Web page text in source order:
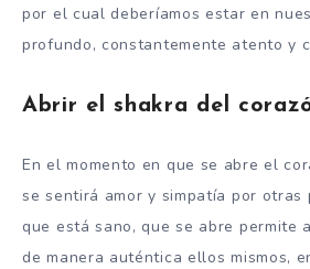
por el cual deberíamos estar en
profundo, constantemente atento y
Abrir el shakra del
En el momento en que se abre el
se sentirá amor y simpatía por otras
que está sano, que se abre permite
de manera auténtica ellos mismos,